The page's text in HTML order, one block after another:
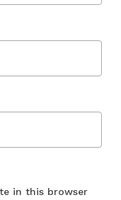
in this browser